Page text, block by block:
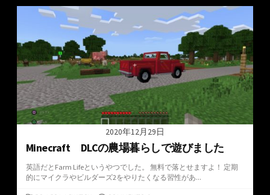
ゴ
2020年12月29日
Minecraft DLCの農場暮らしで遊びました
英語だとFarm Lifeというやつでした。 無料で落とせますよ！ 定期
的にマイクラやビルダーズ2をやりたくなる習性があ...